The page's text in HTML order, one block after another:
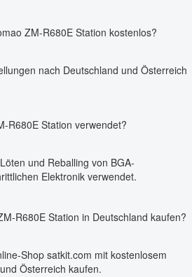
ZM-R680E Station kostenlos?
nach Deutschland und Österreich
R680E Station verwendet?
und Reballing von BGA-
Elektronik verwendet.
R680E Station in Deutschland kaufen?
Shop satkit.com mit kostenlosem
Österreich kaufen.